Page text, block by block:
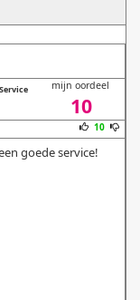
Service
mijn oordeel
10
10
goede service!